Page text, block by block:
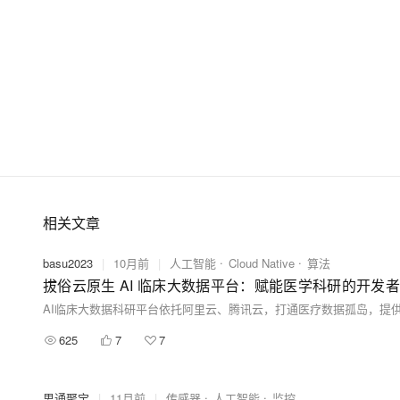
相关文章
basu2023 | 10月前 | 人工智能 Cloud Native 算法
拔俗云原生 AI 临床大数据平台：赋能医学科研的开发
625 7 7